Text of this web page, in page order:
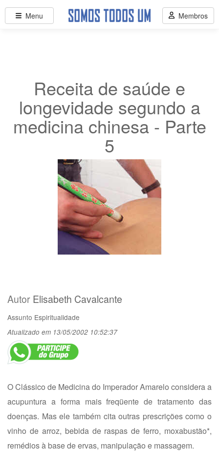
Receita de saúde e
longevidade segundo a
medicina chinesa - Parte
5
Autor Elisabeth Cavalcante
Assunto Espiritualidade
Atualizado em 13/05/2002 10:52:37
O Clássico de Medicina do Imperador Amarelo considera a
acupuntura a forma mais freqüente de tratamento das
doenças. Mas ele também cita outras prescrições como o
vinho de arroz, bebida de raspas de ferro, moxabustão*,
remédios à base de ervas, manipulação e massagem.
Menu Membros